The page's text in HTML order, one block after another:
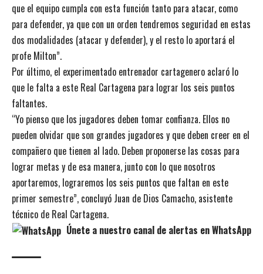
que el equipo cumpla con esta función tanto para atacar, como
para defender, ya que con un orden tendremos seguridad en estas
dos modalidades (atacar y defender), y el resto lo aportará el
profe Milton”.
Por último, el experimentado entrenador cartagenero aclaró lo
que le falta a este Real Cartagena para lograr los seis puntos
faltantes.
“Yo pienso que los jugadores deben tomar confianza. Ellos no
pueden olvidar que son grandes jugadores y que deben creer en el
compañero que tienen al lado. Deben proponerse las cosas para
lograr metas y de esa manera, junto con lo que nosotros
aportaremos, lograremos los seis puntos que faltan en este
primer semestre”, concluyó Juan de Dios Camacho, asistente
técnico de Real Cartagena.
Únete a nuestro canal de alertas en WhatsApp